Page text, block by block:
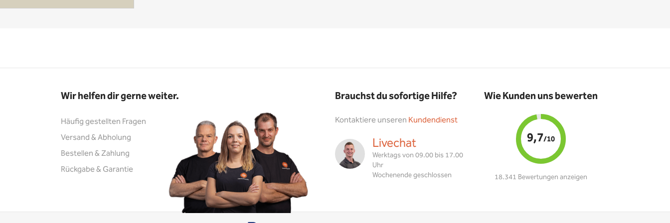
Wir helfen dir gerne weiter.
Häufig gestellten Fragen
Versand & Abholung
Bestellen & Zahlung
Rückgabe & Garantie
Brauchst du sofortige Hilfe?
Kontaktiere unseren Kundendienst
Livechat
Werktags von 09.00 bis 17.00
Uhr
Wochenende geschlossen
Wie Kunden uns bewerten
9,7/10
18.341 Bewertungen anzeigen